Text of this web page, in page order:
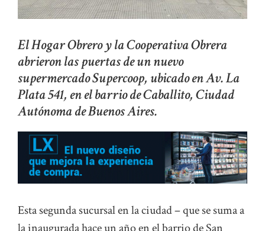
El Hogar Obrero y la Cooperativa Obrera
abrieron las puertas de un nuevo
supermercado Supercoop, ubicado en Av. La
Plata 541, en el barrio de Caballito, Ciudad
Autónoma de Buenos Aires.
Esta segunda sucursal en la ciudad – que se suma a
la inaugurada hace un año en el barrio de San